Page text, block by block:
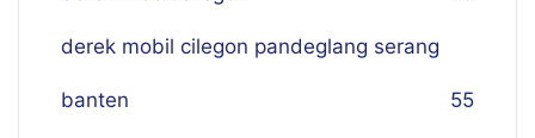
derek mobil cilegon pandeglang serang
banten 55